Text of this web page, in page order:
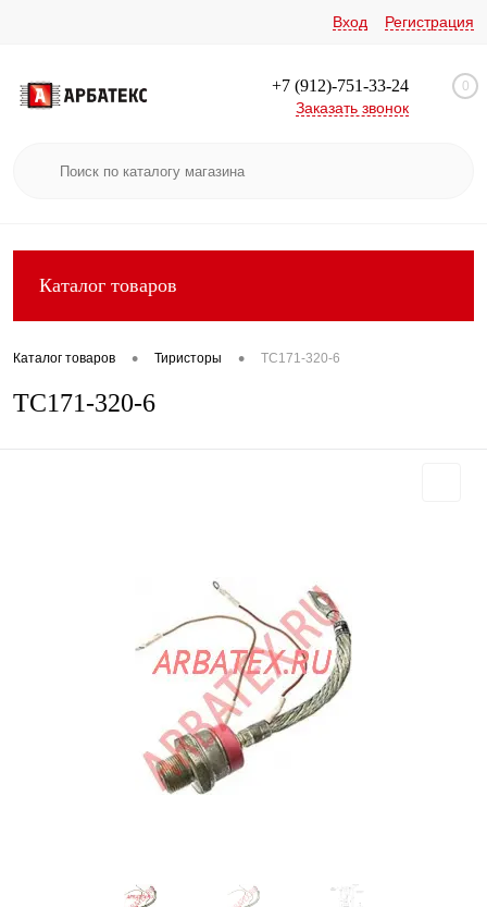
Вход Регистрация
+7 (912)-751-33-24
Заказать звонок
0
Каталог товаров
Каталог товаров • Тиристоры • ТС171-320-6
ТС171-320-6